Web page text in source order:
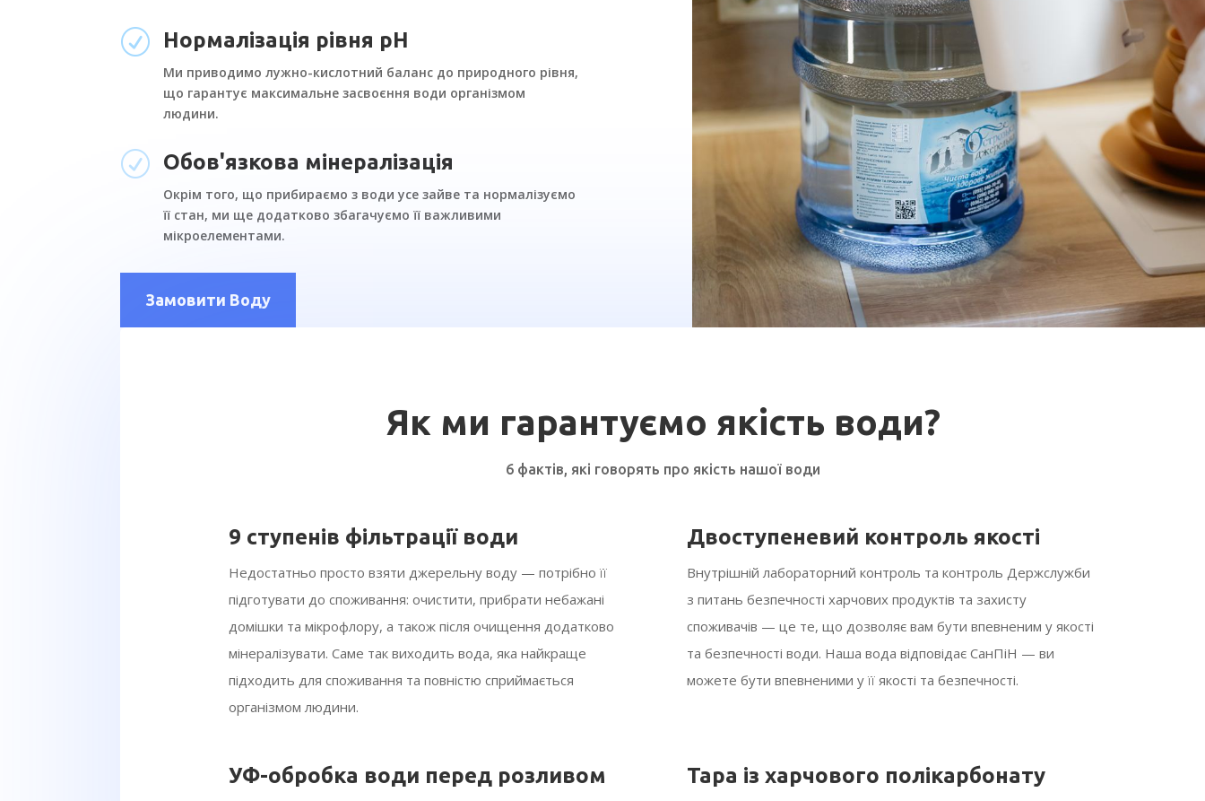
R Нормалізація рівня pH
Ми приводимо лужно-кислотний баланс до природного рівня,
що гарантує максимальне засвоєння води організмом
людини.
R Обов'язкова мінералізація
Окрім того, що прибираємо з води усе зайве та нормалізуємо
її стан, ми ще додатково збагачуємо її важливими
мікроелементами.
Замовити Воду
Як ми гарантуємо якiсть води?
6 фактів, які говорять про якість нашої води
9 ступенів фільтрації води
Недостатньо просто взяти джерельну воду — потрібно її
підготувати до споживання: очистити, прибрати небажані
домішки та мікрофлору, а також після очищення додатково
мінералізувати. Саме так виходить вода, яка найкраще
підходить для споживання та повністю сприймається
організмом людини.
Двоступеневий контроль якості
Внутрішній лабораторний контроль та контроль Держслужби
з питань безпечності харчових продуктів та захисту
споживачів — це те, що дозволяє вам бути впевненим у якості
та безпечності води. Наша вода відповідає СанПіН — ви
можете бути впевненими у її якості та безпечності.
УФ-обробка води перед розливом Тара із харчового полікарбонату